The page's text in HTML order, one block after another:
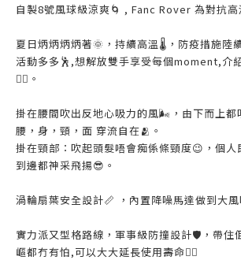
自製8號風球級涼爽🌀 , Fanc Rover 為對抗高
夏日炳炳炳炳著🌞，持續高溫🌡，防疫措施陸
活動多多🕺,想解放雙手享受每個moment,介
💁‍♀️。
掛在腰間吹出反地心吸力的風🌬，由下而上都
腰，身，頸，面 穿流自在🫂。
掛在頸部：吹起頭髮唔會痴係條頸度😉，個人
到邊都神采飛揚😎。
渦輪扇葉安全設計📏 ，內置降噪馬達做到大風
實力派又型格路線，軍事級防撞設計🛡，帶住
嶇都冇有怕,可以大大延長使用壽命💁‍♀️